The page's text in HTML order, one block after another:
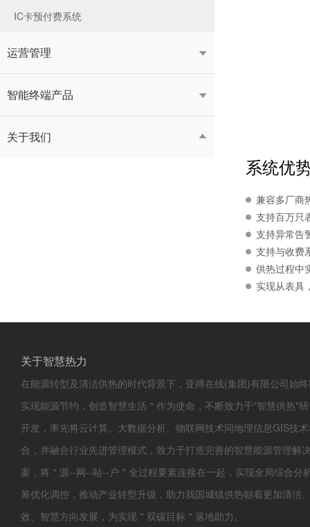
IC卡预付费系统
运营管理 
智能终端产品 
关于我们 
系统优
兼容多厂商
支持百万只
支持异常告
支持与收费
供热过程中
实现从表具